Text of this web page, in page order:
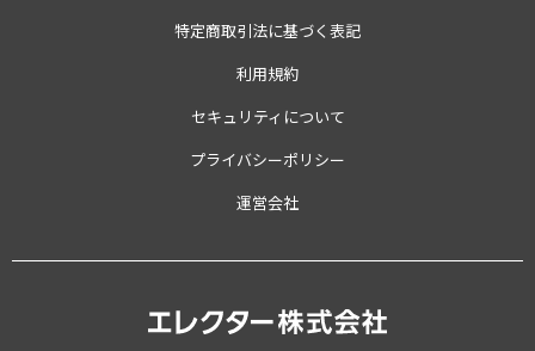
特定商取引法に基づく表記
利用規約
セキュリティについて
プライバシーポリシー
運営会社